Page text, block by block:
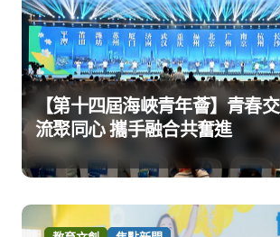
【第十四屆海峽青年薈】青春交
流聚同心 攜手融合共奮進